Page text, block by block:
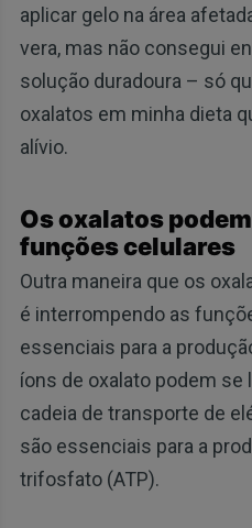
aplicar gelo na área
vera, mas não consegui
solução duradoura – só
oxalatos em minha dieta
alívio.
Os oxalatos
funções celulares
Outra maneira que os
é interrompendo as
essenciais para a
íons de oxalato podem se
cadeia de transporte de
são essenciais para a
trifosfato (ATP).